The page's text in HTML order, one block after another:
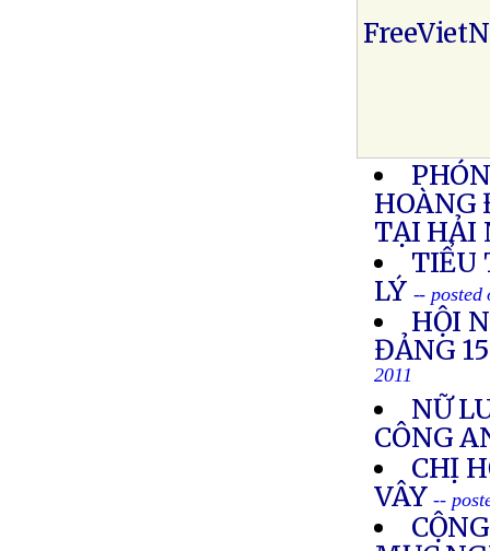
HOÀNG
TẠI HẢI
TIỂU
LÝ -- posted
HỘI
ĐẢNG
2011
NỮ
CÔNG
CHỊ
VÂY--